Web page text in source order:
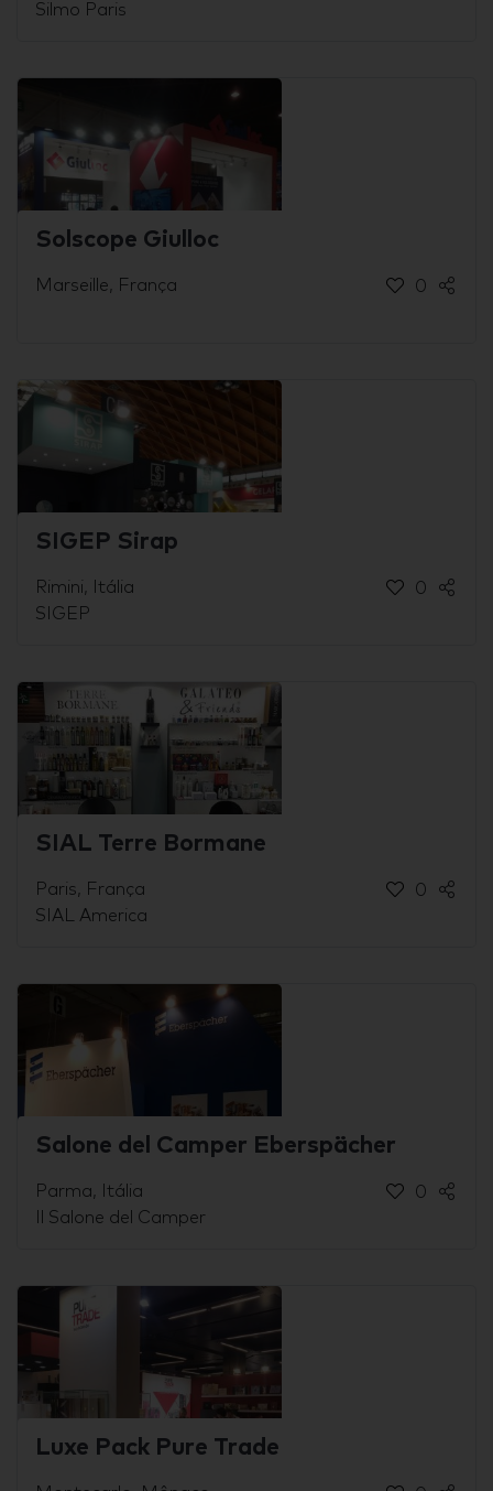
Silmo Paris
Solscope Giulloc
Marseille, França 0
SIGEP Sirap
Rimini, Itália
SIGEP
0
SIAL Terre Bormane
Paris, França
SIAL America
0
Salone del Camper Eberspächer
Parma, Itália
Il Salone del Camper
0
Luxe Pack Pure Trade